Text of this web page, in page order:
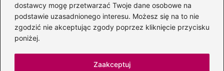
dostawcy mogę przetwarzać Twoje dane osobowe na
podstawie uzasadnionego interesu. Możesz się na to nie
zgodzić nie akceptując zgody poprzez kliknięcie przycisku
poniżej.
Zaakceptuj
Odkrywając magiczny
świat: jakie książki napisał